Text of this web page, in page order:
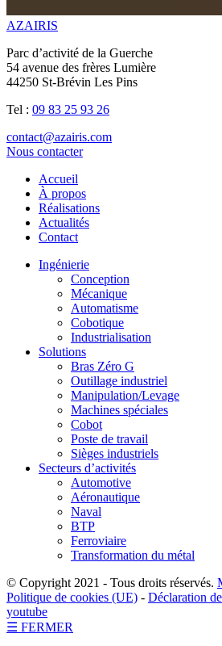
AZAIRIS
Parc d’activité de la Guerche
54 avenue des frères Lumière
44250 St-Brévin Les Pins
Tel : 09 83 25 93 26
contact@azairis.com
Nous contacter
Accueil
À propos
Réalisations
Actualités
Contact
Ingénierie
Conception
Mécanique
Automatisme
Cobotique
Industrialisation
Solutions
Bras Zéro G
Outillage industriel
Manipulation/Levage
Machines spéciales
Cobot
Poste de travail
Sièges industriels
Secteurs d’activités
Automotive
Aéronautique
Naval
BTP
Ferroviaire
Transformation du métal
© Copyright 2021 - Tous droits réservés.
Politique de cookies (UE) - Déclaration
youtube
☰ FERMER